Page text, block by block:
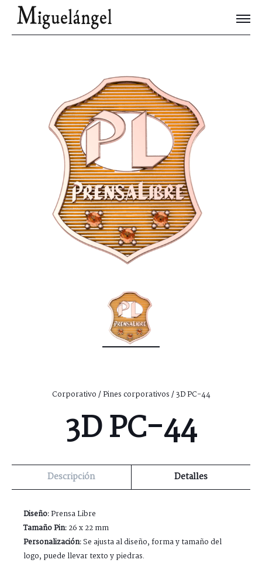
Joyas Únicas
Blog
Contacto
Corporativo/Pines corporativos/ 3D PC-44
3D PC-44
Descripción Detalles
Diseño:Prensa Libre
Tamaño Pin:26 x 22 mm
Personalización:Se ajusta al diseño, forma y tamaño del
logo, puede llevar texto y piedras.